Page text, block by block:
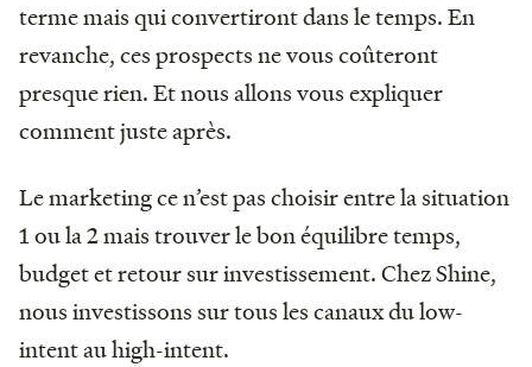
terme mais qui convertiront dans le temps. En
revanche, ces prospects ne vous coûteront
presque rien. Et nous allons vous expliquer
comment juste après.
Le marketing ce n’est pas choisir entre la situation
1 ou la 2 mais trouver le bon équilibre temps,
budget et retour sur investissement. Chez Shine,
nous investissons sur tous les canaux du low-
intent au high-intent.